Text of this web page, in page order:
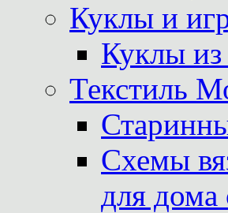
Куклы и
Куклы из
Текстиль
Схемы
для